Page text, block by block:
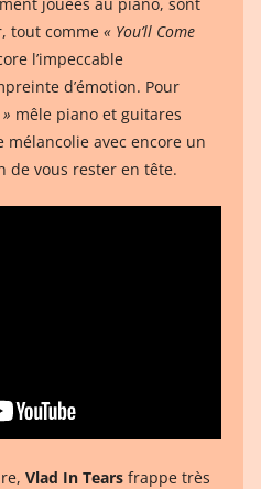
tout comme « You’ll Come
l’impeccable
d’émotion. Pour
mêle piano et guitares
avec encore un
vous rester en tête.
Vlad In Tears frappe très